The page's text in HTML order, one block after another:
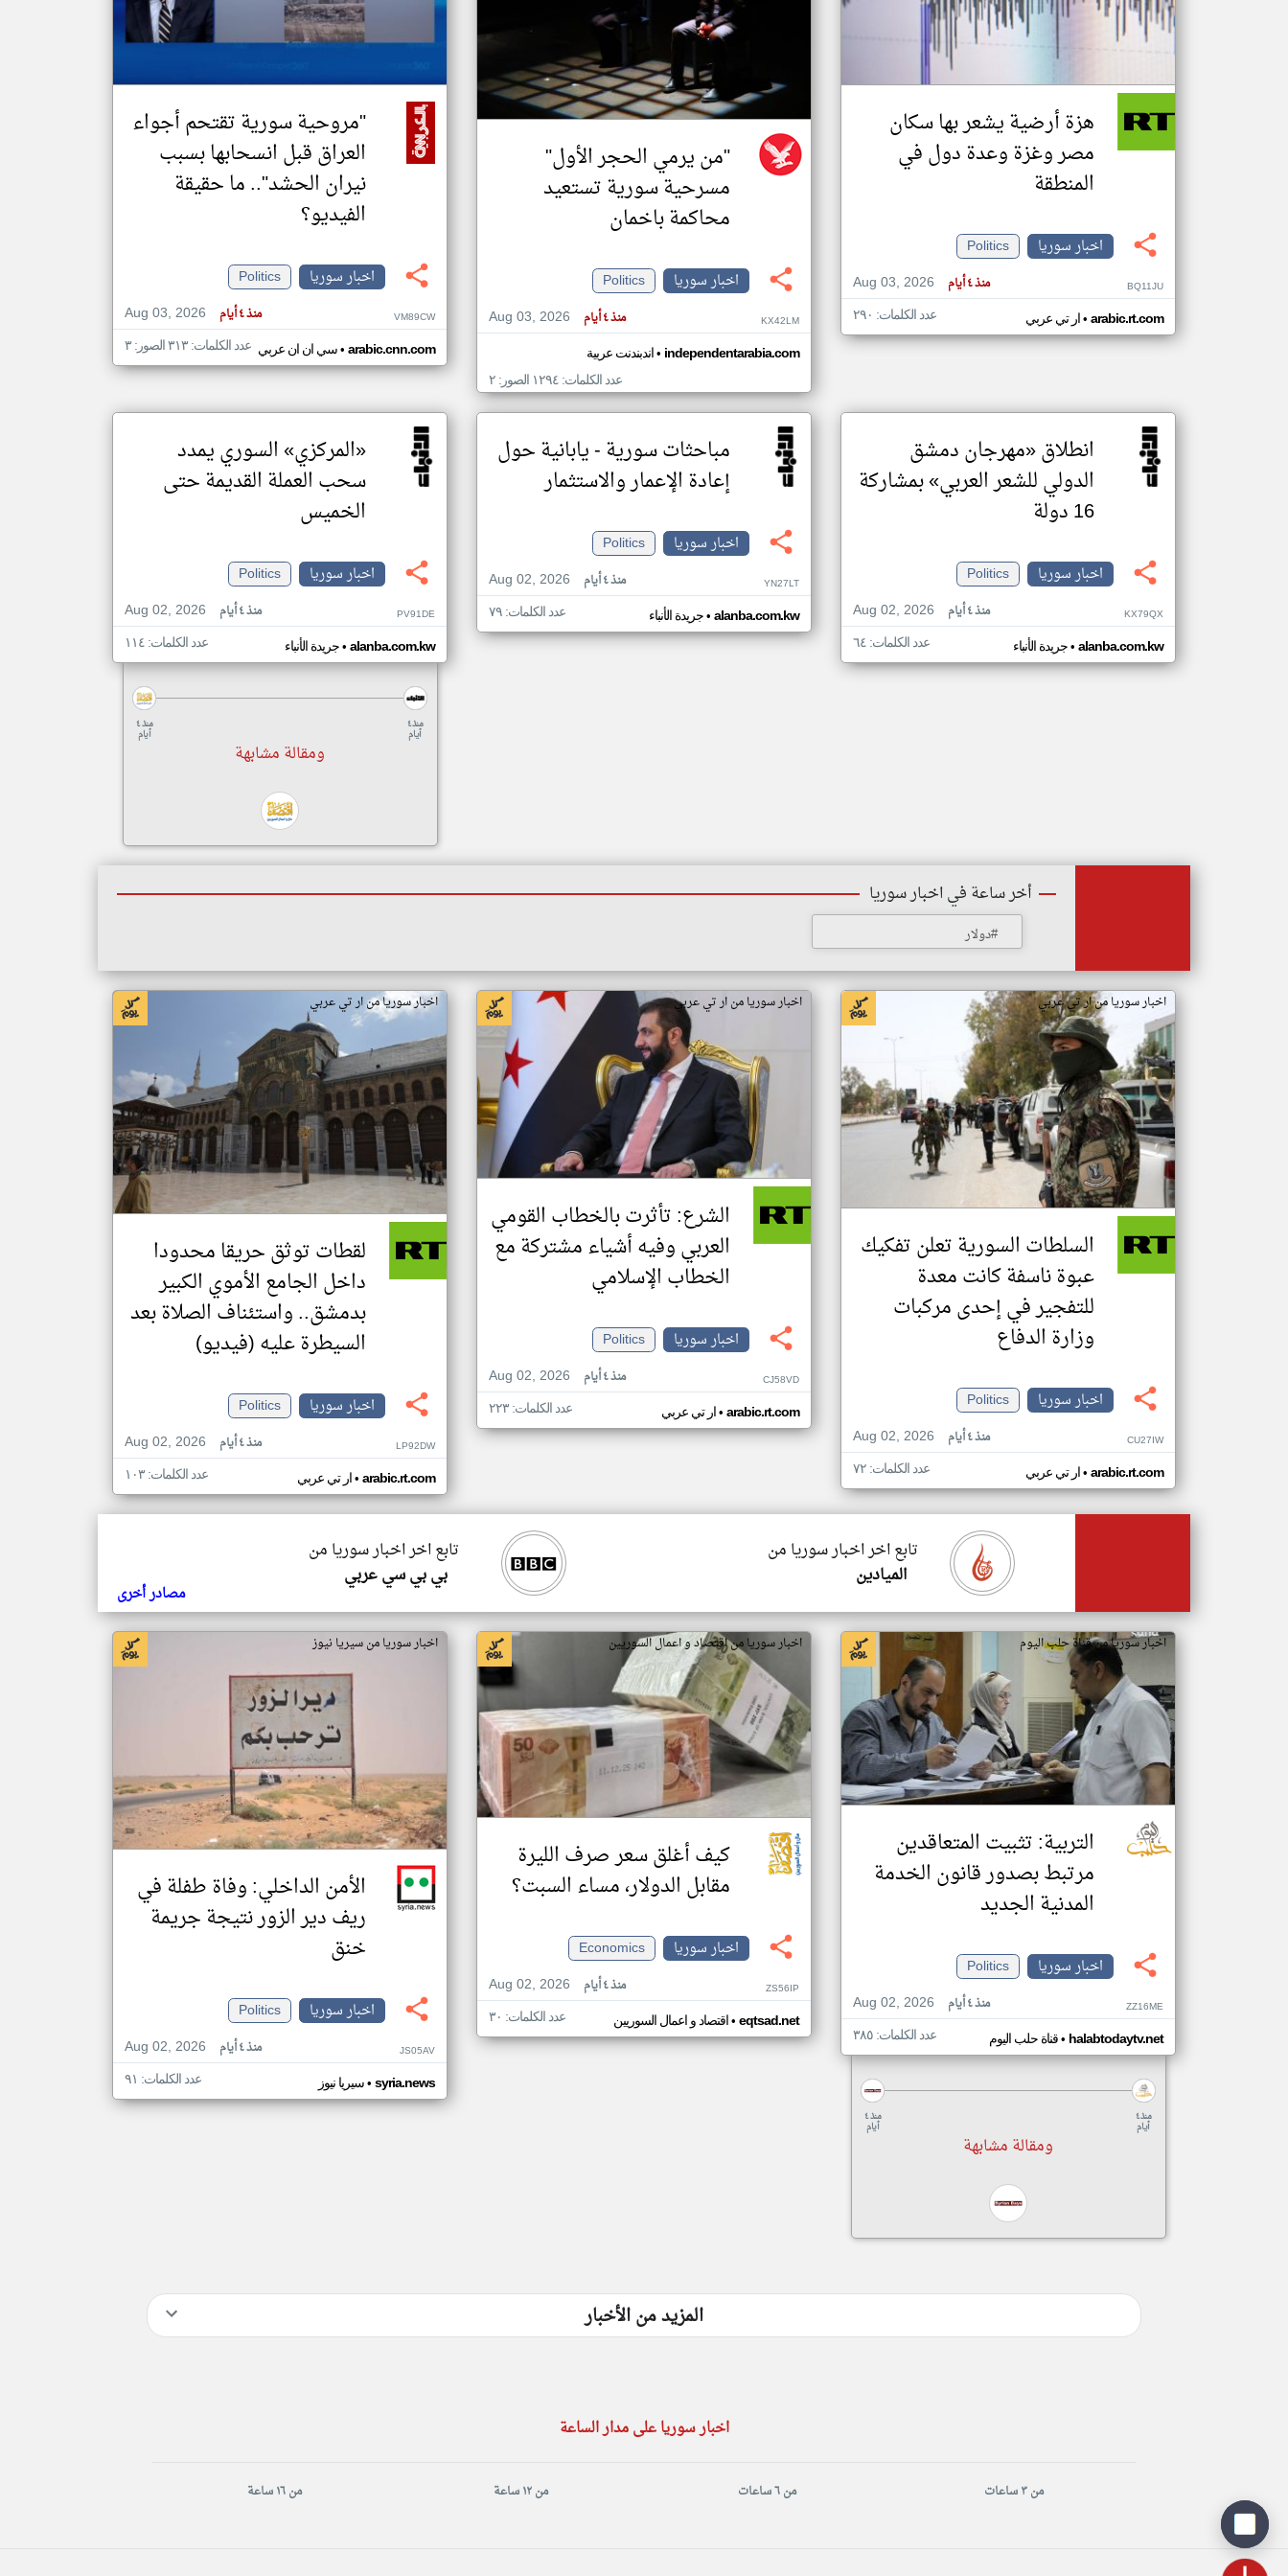
اخبار سوريا على مدار الساعة
أهم اخبار سوريا العاجلة والمباشرة
هزة أرضية يشعر بها سكان
مصر وغزة وعدة دول في
المنطقة
اخبار سوريا
Politics
Aug 03, 2026
منذ ٤ أيام BQ11JU
ار تي عربي• arabic.rt.com عدد الكلمات: ٢٩٠
"من يرمي الحجر الأول"
مسرحية سورية تستعيد
محاكمة باخمان
اخبار سوريا
Politics
Aug 03, 2026
منذ ٤ أيام KX42LM
اندبندنت عربية• independentarabia.com
عدد الكلمات: ١٢٩٤ الصور: ٢
"مروحية سورية تقتحم أجواء
العراق قبل انسحابها بسبب
نيران الحشد".. ما حقيقة
الفيديو؟
اخبار سوريا
Politics
Aug 03, 2026
منذ ٤ أيام VM89CW
سي ان ان عربي• arabic.cnn.com عدد الكلمات: ٣١٣ الصور: ٣
انطلاق «مهرجان دمشق
الدولي للشعر العربي» بمشاركة
16 دولة
اخبار سوريا
Politics
Aug 02, 2026
منذ ٤ أيام KX79QX
جريدة الأنباء• alanba.com.kw عدد الكلمات: ٦٤
مباحثات سورية - يابانية حول
إعادة الإعمار والاستثمار
اخبار سوريا
Politics
Aug 02, 2026
منذ ٤ أيام YN27LT
جريدة الأنباء• alanba.com.kw عدد الكلمات: ٧٩
«المركزي» السوري يمدد
سحب العملة القديمة حتى
الخميس
اخبار سوريا
Politics
Aug 02, 2026
منذ ٤ أيام PV91DE
جريدة الأنباء• alanba.com.kw عدد الكلمات: ١١٤
منذ ٤
أيام
منذ ٤
أيام
ومقالة مشابهة
أخر ساعة في اخبار سوريا
#دولار
اخبار سوريا من ار تي عربي
السلطات السورية تعلن تفكيك
عبوة ناسفة كانت معدة
للتفجير في إحدى مركبات
وزارة الدفاع
اخبار سوريا
Politics
Aug 02, 2026
منذ ٤ أيام CU27IW
ار تي عربي• arabic.rt.com عدد الكلمات: ٧٢
اخبار سوريا من ار تي عربي
الشرع: تأثرت بالخطاب القومي
العربي وفيه أشياء مشتركة مع
الخطاب الإسلامي
اخبار سوريا
Politics
Aug 02, 2026
منذ ٤ أيام CJ58VD
ار تي عربي• arabic.rt.com عدد الكلمات: ٢٢٣
اخبار سوريا من ار تي عربي
لقطات توثق حريقا محدودا
داخل الجامع الأموي الكبير
بدمشق.. واستئناف الصلاة بعد
السيطرة عليه (فيديو)
اخبار سوريا
Politics
Aug 02, 2026
منذ ٤ أيام LP92DW
ار تي عربي• arabic.rt.com عدد الكلمات: ١٠٣
تابع اخر اخبار سوريا من
بي بي سي عربي
تابع اخر اخبار سوريا من
الميادين
مصادر أخرى
اخبار سوريا من قناة حلب اليوم
التربية: تثبيت المتعاقدين
مرتبط بصدور قانون الخدمة
المدنية الجديد
اخبار سوريا
Politics
Aug 02, 2026
منذ ٤ أيام ZZ16ME
قناة حلب اليوم• halabtodaytv.net عدد الكلمات: ٣٨٥
منذ ٤
أيام
منذ ٤
أيام
ومقالة مشابهة
اخبار سوريا من اقتصاد و اعمال السوريين
كيف أغلق سعر صرف الليرة
مقابل الدولار، مساء السبت؟
اخبار سوريا
Economics
Aug 02, 2026
منذ ٤ أيام ZS56IP
اقتصاد و اعمال السوريين• eqtsad.net عدد الكلمات: ٣٠
اخبار سوريا من سيريا نيوز
الأمن الداخلي: وفاة طفلة في
ريف دير الزور نتيجة جريمة
خنق
اخبار سوريا
Politics
Aug 02, 2026
منذ ٤ أيام JS05AV
سيريا نيوز• syria.news عدد الكلمات: ٩١
المزيد من الأخبار
اخبار سوريا على مدار الساعة
من ٣ ساعات من ٦ ساعات من ١٢ ساعة من ١٦ ساعة
klyoum.com